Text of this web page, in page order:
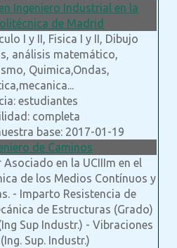
Ingeniero Industrial en la
de Madrid
I y II, Fisica I y II, Dibujo
análisis matemático,
Quimica,Ondas,
estudiantes
completa
base: 2017-01-19
de Caminos
en la UCIIIm en el
de los Medios Contínuos y
- Imparto Resistencia de
de Estructuras (Grado)
Sup Industr.) - Vibraciones
Sup. Industr.)